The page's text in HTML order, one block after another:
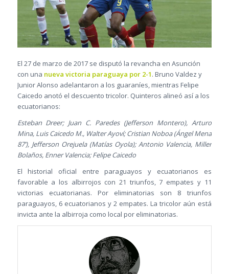
El 27 de marzo de 2017 se disputó la revancha en Asunción
con una nueva victoria paraguaya por 2-1. Bruno Valdez y
Junior Alonso adelantaron a los guaraníes, mientras Felipe
Caicedo anotó el descuento tricolor. Quinteros alineó así a los
ecuatorianos:
Esteban Dreer; Juan C. Paredes (Jefferson Montero), Arturo
Mina, Luis Caicedo M., Walter Ayoví; Cristian Noboa (Ángel Mena
87’), Jefferson Orejuela (Matías Oyola); Antonio Valencia, Miller
Bolaños, Enner Valencia; Felipe Caicedo
El historial oficial entre paraguayos y ecuatorianos es
favorable a los albirrojos con 21 triunfos, 7 empates y 11
victorias ecuatorianas. Por eliminatorias son 8 triunfos
paraguayos, 6 ecuatorianos y 2 empates. La tricolor aún está
invicta ante la albirroja como local por eliminatorias.